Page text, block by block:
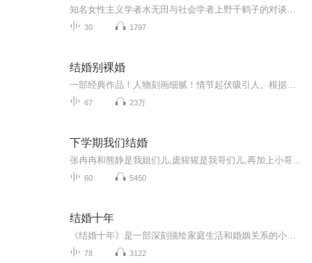
30 1797
结婚别裸婚
67 23万
下学期我们结婚
60 5450
结婚十年
78 3122